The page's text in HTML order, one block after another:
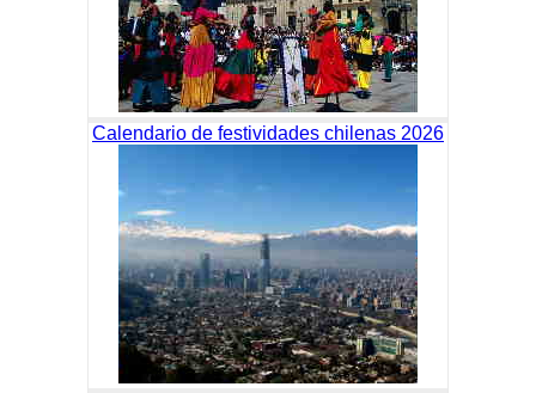
Calendario de festividades chilenas 2026